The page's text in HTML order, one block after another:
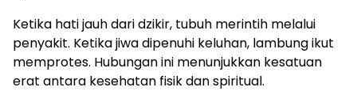
Ketika hati jauh dari dzikir, tubuh merintih melalui
penyakit. Ketika jiwa dipenuhi keluhan, lambung ikut
memprotes. Hubungan ini menunjukkan kesatuan
erat antara kesehatan fisik dan spiritual.